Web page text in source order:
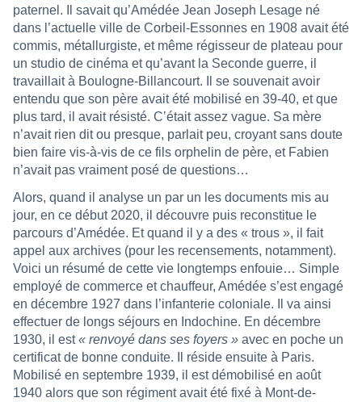
paternel. Il savait qu’Amédée Jean Joseph Lesage né
dans l’actuelle ville de Corbeil-Essonnes en 1908 avait été
commis, métallurgiste, et même régisseur de plateau pour
un studio de cinéma et qu’avant la Seconde guerre, il
travaillait à Boulogne-Billancourt. Il se souvenait avoir
entendu que son père avait été mobilisé en 39-40, et que
plus tard, il avait résisté. C’était assez vague. Sa mère
n’avait rien dit ou presque, parlait peu, croyant sans doute
bien faire vis-à-vis de ce fils orphelin de père, et Fabien
n’avait pas vraiment posé de questions…
Alors, quand il analyse un par un les documents mis au
jour, en ce début 2020, il découvre puis reconstitue le
parcours d’Amédée. Et quand il y a des « trous », il fait
appel aux archives (pour les recensements, notamment).
Voici un résumé de cette vie longtemps enfouie… Simple
employé de commerce et chauffeur, Amédée s’est engagé
en décembre 1927 dans l’infanterie coloniale. Il va ainsi
effectuer de longs séjours en Indochine. En décembre
1930, il est« renvoyé dans ses foyers » avec en poche un
certificat de bonne conduite. Il réside ensuite à Paris.
Mobilisé en septembre 1939, il est démobilisé en août
1940 alors que son régiment avait été fixé à Mont-de-